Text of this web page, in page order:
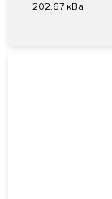
202.67 кВа